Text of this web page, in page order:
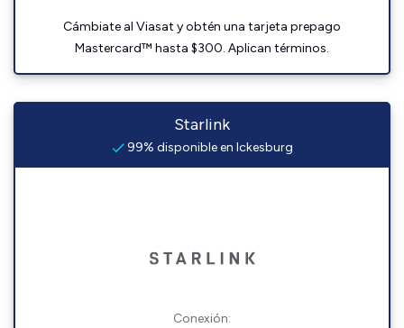
Cámbiate al Viasat y obtén una tarjeta prepago
Mastercard™ hasta $300. Aplican términos.
Starlink
99% disponible en Ickesburg
Conexión: